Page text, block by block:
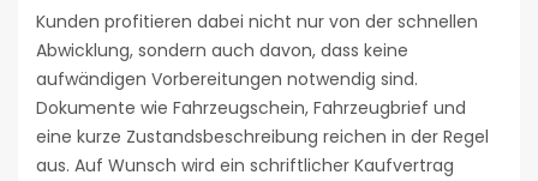
Kunden profitieren dabei nicht nur von der schnellen
Abwicklung, sondern auch davon, dass keine
aufwändigen Vorbereitungen notwendig sind.
Dokumente wie Fahrzeugschein, Fahrzeugbrief und
eine kurze Zustandsbeschreibung reichen in der Regel
aus. Auf Wunsch wird ein schriftlicher Kaufvertrag